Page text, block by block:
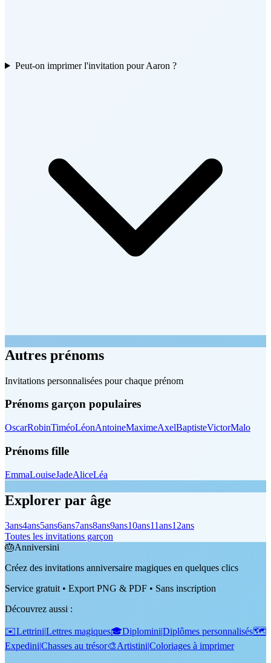
Peut-on imprimer l'invitation pour Aaron ?
Autres prénoms
Invitations personnalisées pour chaque prénom
Prénoms garçon populaires
OscarRobinTiméoLéonAntoineMaximeAxelBaptisteVictorMalo
Prénoms fille
EmmaLouiseJadeAliceLéa
Explorer par âge
3ans4ans5ans6ans7ans8ans9ans10ans11ans12ans
Toutes les invitations garçon
🎂Anniversini
Créez des invitations anniversaire magiques en quelques clics
Service gratuit • Export PNG & PDF • Sans inscription
Découvrez aussi :
✉️Lettrini|Lettres magiques🎓Diplomini|Diplômes personnalisés🗺️
Expedini|Chasses au trésor🎨Artistini|Coloriages à imprimer